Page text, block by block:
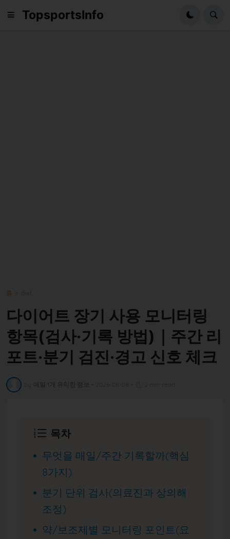
TopsportsInfo
홈
다이어트 장기 사용 모니터링
항목(검사·기록 방법)｜주간 리
포트·분기 검진·경고 신호 체크
목차
무엇을 매일/주간 기록할까(핵심
8가지)
분기 단위 검사(의료진과 상의해
조정)
약/보조제별 모니터링 포인트(요